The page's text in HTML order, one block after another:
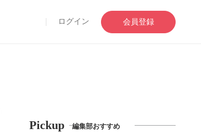
ログイン 会員登録
Pickup 編集部おすすめ